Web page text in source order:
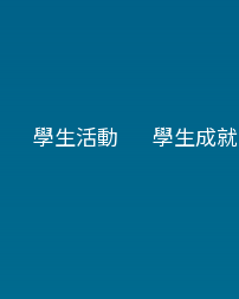
學生活動 學生成就